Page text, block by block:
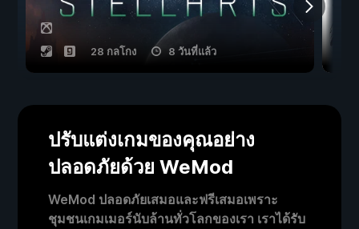
28 กลโกง 8 วันที่แล้ว
ปรับแต่งเกมของคุณอย่าง
ปลอดภัยด้วย WeMod
WeMod ปลอดภัยเสมอและฟรีเสมอเพราะ
ชุมชนเกมเมอร์นับล้านทั่วโลกของเรา เราได้รับ